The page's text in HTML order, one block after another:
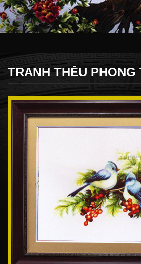
TRANH THÊU PHONG